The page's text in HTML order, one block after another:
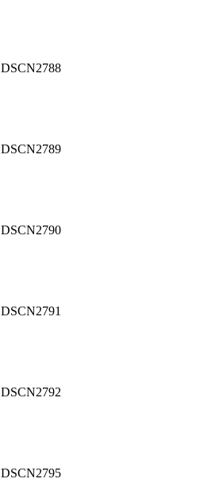
DSCN2788
DSCN2789
DSCN2790
DSCN2791
DSCN2792
DSCN2795